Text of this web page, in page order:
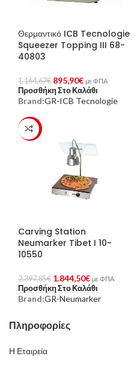
Θερμαντικό ICB Tecnologie
Squeezer Topping III 68-
40803
1.164,67€ 895,90€ με ΦΠΑ
Προσθήκη Στο Καλάθι
Brand:GR-ICB Tecnologie
-23%
Carving Station
Neumarker Tibet I 10-
10550
2.397,85€ 1.844,50€ με ΦΠΑ
Προσθήκη Στο Καλάθι
Brand:GR-Neumarker
Πληροφορίες
Η Εταιρεία